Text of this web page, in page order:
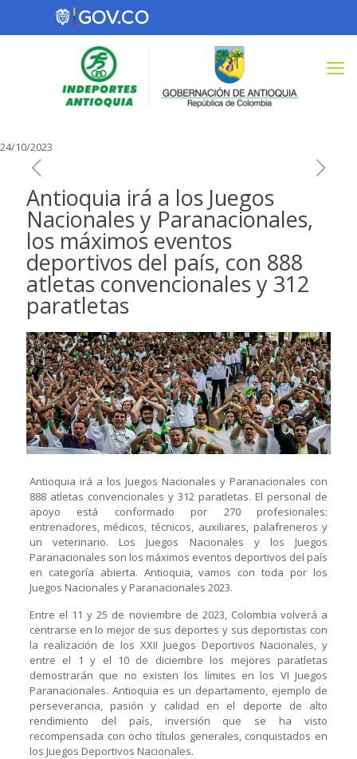
24/10/2023
Antioquia irá a los Juegos
Nacionales y Paranacionales,
los máximos eventos
deportivos del país, con 888
atletas convencionales y 312
paratletas
Antioquia irá a los Juegos Nacionales y Paranacionales con
888 atletas convencionales y 312 paratletas. El personal de
apoyo está conformado por 270 profesionales:
entrenadores, médicos, técnicos, auxiliares, palafreneros y
un veterinario. Los Juegos Nacionales y los Juegos
Paranacionales son los máximos eventos deportivos del país
en categoría abierta. Antioquia, vamos con toda por los
Juegos Nacionales y Paranacionales 2023.
Entre el 11 y 25 de noviembre de 2023, Colombia volverá a
centrarse en lo mejor de sus deportes y sus deportistas con
la realización de los XXII Juegos Deportivos Nacionales, y
entre el 1 y el 10 de diciembre los mejores paratletas
demostrarán que no existen los límites en los VI Juegos
Paranacionales. Antioquia es un departamento, ejemplo de
perseverancia, pasión y calidad en el deporte de alto
rendimiento del país, inversión que se ha visto
recompensada con ocho títulos generales, conquistados en
los Juegos Deportivos Nacionales.